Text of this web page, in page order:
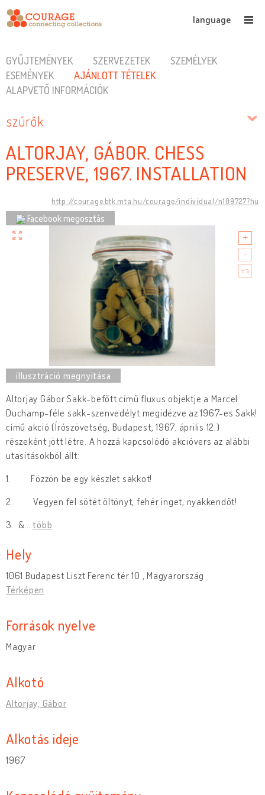
language
GYŰJTEMÉNYEK SZERVEZETEK
SZEMÉLYEK
ESEMÉNYEK
AJÁNLOTT TÉTELEK
ALAPVETŐ INFORMÁCIÓK
szűrők
ALTORJAY, GÁBOR. CHESS
PRESERVE, 1967. INSTALLATION
http://courage.btk.mta.hu/courage/individual/n109727?hu
Facebook megosztás
Altorjay Gábor Sakk-befőtt című fluxus objektje a Marcel
Duchamp-féle sakk-szenvedélyt megidézve az 1967-es Sakk!
című akció (Írószövetség, Budapest, 1967. április 12.)
részeként jött létre. A hozzá kapcsolódó akcióvers az alábbi
utasításokból állt:
1. Fözzön be egy készlet sakkot!
2. Vegyen fel sötét öltönyt, fehér inget, nyakkendőt!
3. & …több
Hely
1061 Budapest Liszt Ferenc tér 10 , Magyarország
Térképen
Források nyelve
Magyar
Alkotó
Altorjay, Gábor
Alkotás ideje
1967